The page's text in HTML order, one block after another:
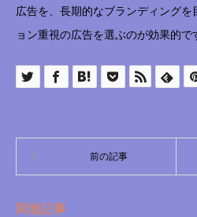
広告を、長期的なブランディング
ョン重視の広告を選ぶのが効果的で
関連記事